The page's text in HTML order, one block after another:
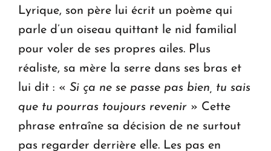
Lyrique, son père lui écrit un poème qui
parle d’un oiseau quittant le nid familial
pour voler de ses propres ailes. Plus
réaliste, sa mère la serre dans ses bras et
lui dit : « Si ça ne se passe pas bien, tu sais
que tu pourras toujours revenir » Cette
phrase entraîne sa décision de ne surtout
pas regarder derrière elle. Les pas en